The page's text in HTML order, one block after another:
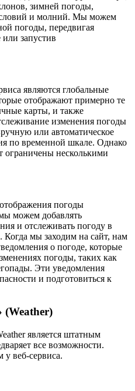
зимней погоды,
и молний. Мы можем
погоды, передвигая
запустив
являются глобальные
отображают примерно те
карты, и также
изменения погоды
или автоматическое
по временной шкале. Однако
ограничены несколькими
погоды
можем добавлять
и отслеживать погоду в
мы заходим на сайт, нам
о погоде, которые
погоды, таких как
Эти уведомления
и подготовиться к
(Weather)
является штатным
все возможности.
у веб-сервиса.